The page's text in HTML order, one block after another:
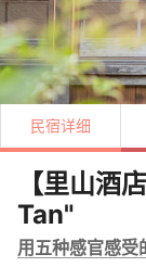
民宿详细
【里山酒
Tan"
用五种感官感受